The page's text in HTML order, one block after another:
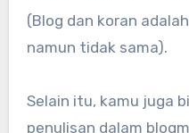
(Blog dan koran
namun tidak sama).
Selain itu, kamu juga
penulisan dalam